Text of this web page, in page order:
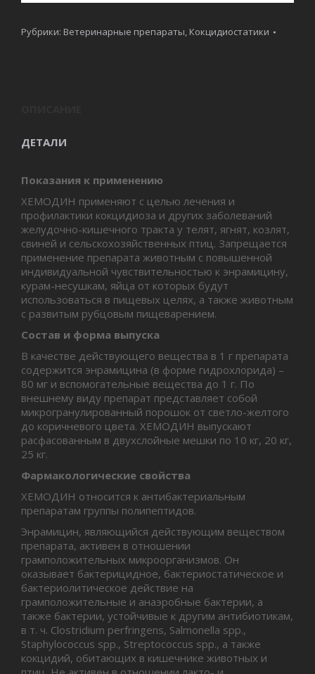
Рубрики: Ветеринарные препараты, Кокцидиостатики
ДЕТАЛИ
Показания к применению
ХЕМОДИН применяют с целью лечения и
профилактики кокцидиоза и других заболеваний
желудочно-кишечного тракта у телят, ягнят, козлят,
свиней и сельскохозяйственных птиц. Запрещается
применение препарата животным с повышенной
индивидуальной чувствительностью к энрамицину,
курам-несушкам, яйца от которых будут
использоваться в пищевых целях, а также животным
с развитым рубцовым пищеварением.
Состав и форма выпуска
В качестве действующего вещества в 1 г препарата
содержится энрамицина (в форме гидрохлорида) –
80 мг и вспомогательные вещества до 1 г. По
внешнему виду препарат представляет собой
микрогранулированный порошок от светло-желтого
до коричневого цвета. ХЕМОДИН выпускают
расфасованным в двухслойные мешки по 10 кг, 20 кг,
25 кг.
Фармакологические свойства
ХЕМОДИН относится к антибактериальным
препаратам группы полипептидов.
Энрамицин, являющийся действующим веществом
препарата, активен в отношении
грамположительных микроорганизмов. Он
оказывает бактерицидное, бактериостатическое и
бактериолитическое действие на
грамположительные и анаэробные бактерии, а
также бактерии, устойчивые к другим антибиотикам,
в т. ч. Clostridium perfringens, Salmonellа sрр.,
Staphylococcus sрр., Streptococcus spp., а также
кокцидий, обитающих в кишечнике животных и